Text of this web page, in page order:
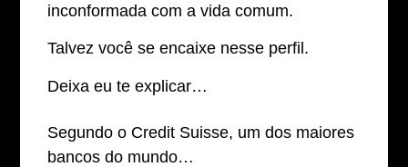
inconformada com a vida comum.
Talvez você se encaixe nesse perfil.
Deixa eu te explicar…
Segundo o Credit Suisse, um dos maiores
bancos do mundo…